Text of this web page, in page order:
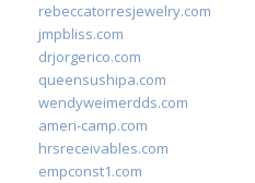
rebeccatorresjewelry.com
jmpbliss.com
drjorgerico.com
queensushipa.com
wendyweimerdds.com
ameri-camp.com
hrsreceivables.com
empconst1.com